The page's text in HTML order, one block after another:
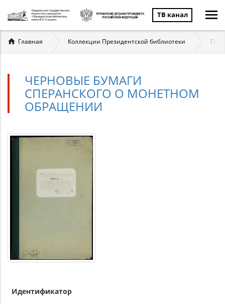
ТВ канал
Вы
здесь
Главная Коллекции Президентской библиотеки
ЧЕРНОВЫЕ БУМАГИ
СПЕРАНСКОГО О МОНЕТНОМ
ОБРАЩЕНИИ
Идентификатор